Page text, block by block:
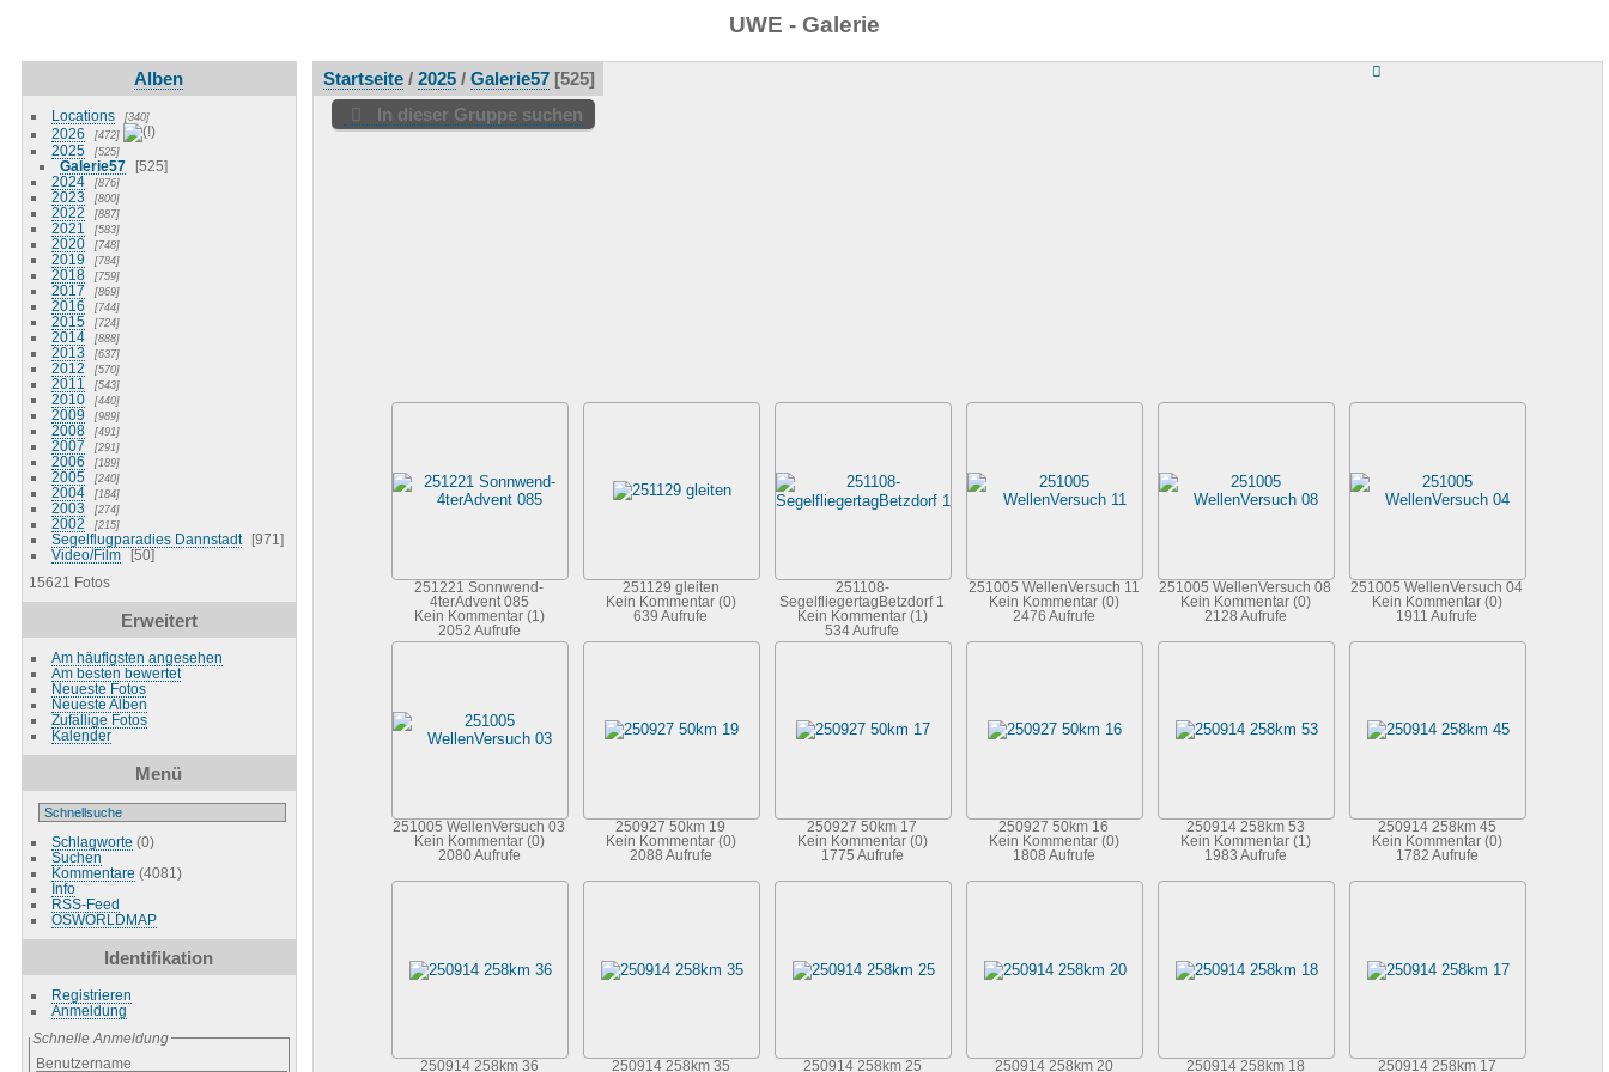
UWE - Galerie
Alben
Locations 340
2026 472
2025 525
Galerie57
525
2024
876
2023 800
2022 887
2021 583
2020 748
2019 784
2018 759
2017 869
2016 744
2015 724
2014 888
2013 637
2012 570
2011 543
2010 440
2009 989
2008 491
2007 291
2006 189
2005 240
2004 184
2003 274
2002 215
Segelflugparadies Dannstadt
971
Video/Film
50
15621 Fotos
Erweitert
Am häufigsten angesehen
Am besten bewertet
Neueste Fotos
Neueste Alben
Zufällige Fotos
Kalender
Menü
Schlagworte (0)
Suchen
Kommentare (4081)
Info
RSS-Feed
OSWORLDMAP
Identifikation
Registrieren
Anmeldung
Schnelle Anmeldung
Benutzername
Startseite/ 2025/ Galerie57 525
In dieser Gruppe suchen
251221 Sonnwend-
4terAdvent 085
Kein Kommentar (1)
2052 Aufrufe
251129 gleiten
Kein Kommentar (0)
639 Aufrufe
251108-
SegelfliegertagBetzdorf 1
Kein Kommentar (1)
534 Aufrufe
251005 WellenVersuch 11
Kein Kommentar (0)
2476 Aufrufe
251005 WellenVersuch 08
Kein Kommentar (0)
2128 Aufrufe
251005 WellenVersuch 04
Kein Kommentar (0)
1911 Aufrufe
251005 WellenVersuch 03
Kein Kommentar (0)
2080 Aufrufe
250927 50km 19
Kein Kommentar (0)
2088 Aufrufe
250927 50km 17
Kein Kommentar (0)
1775 Aufrufe
250927 50km 16
Kein Kommentar (0)
1808 Aufrufe
250914 258km 53
Kein Kommentar (1)
1983 Aufrufe
250914 258km 45
Kein Kommentar (0)
1782 Aufrufe
250914 258km 36 250914 258km 35 250914 258km 25 250914 258km 20 250914 258km 18 250914 258km 17